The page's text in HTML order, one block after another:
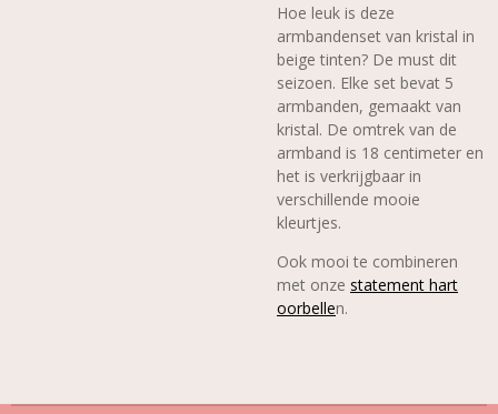
Hoe leuk is deze
armbandenset van kristal in
beige tinten? De must dit
seizoen. Elke set bevat 5
armbanden, gemaakt van
kristal. De omtrek van de
armband is 18 centimeter en
het is verkrijgbaar in
verschillende mooie
kleurtjes.
Ook mooi te combineren
met onze statement hart
oorbellen.